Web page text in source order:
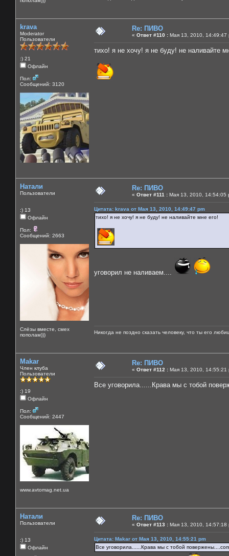
krava
Moderator
Пользователи
:) 21
Офлайн
Пол:
Сообщений: 3120
Re: ПИВО
« Ответ #110 : Мая 13, 2010, 14:49:47
тихо! я не хочу! я не буду! не наливайте
Натали
Пользователи
:) 13
Офлайн
Пол:
Сообщений: 2663
Слёзы вместе, смех
пополам)))
Re: ПИВО
« Ответ #111 : Мая 13, 2010, 14:54:05
Цитата: krava от Мая 13, 2010, 14:49:47 pm
тихо! я не хочу! я не буду! не наливайте мне его!
уговорил не наливаем....
Никогда не поздно сказать человеку, что ты его
Makar
Член клуба
Пользователи
:) 19
Офлайн
Пол:
Сообщений: 2447
www.avtomag.net.ua
Re: ПИВО
« Ответ #112 : Мая 13, 2010, 14:55:21
Все уговорила......Крава мы с тобой
Натали
Пользователи
:) 13
Офлайн
Re: ПИВО
« Ответ #113 : Мая 13, 2010, 14:57:18
Цитата: Makar от Мая 13, 2010, 14:55:21 pm
Все уговорила......Крава мы с тобой